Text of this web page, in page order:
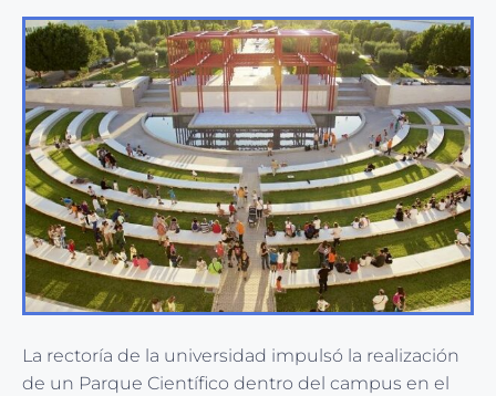
La rectoría de la universidad impulsó la realización
de un Parque Científico dentro del campus en el